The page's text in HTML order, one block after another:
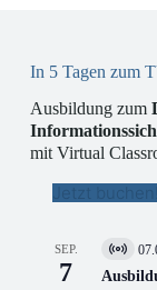
In 5 Tagen zum
Ausbildung zum
mit Virtual
Jetzt buchen!
SEP.
7
V
i